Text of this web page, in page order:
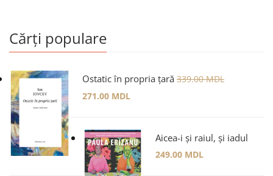
Cărți populare
Ostatic în propria țară 339.00MDL
271.00 MDL
Aicea-i și raiul, și iadul
249.00 MDL